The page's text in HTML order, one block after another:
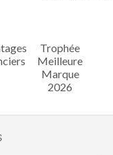
Trophée
Meilleure
Marque
2026